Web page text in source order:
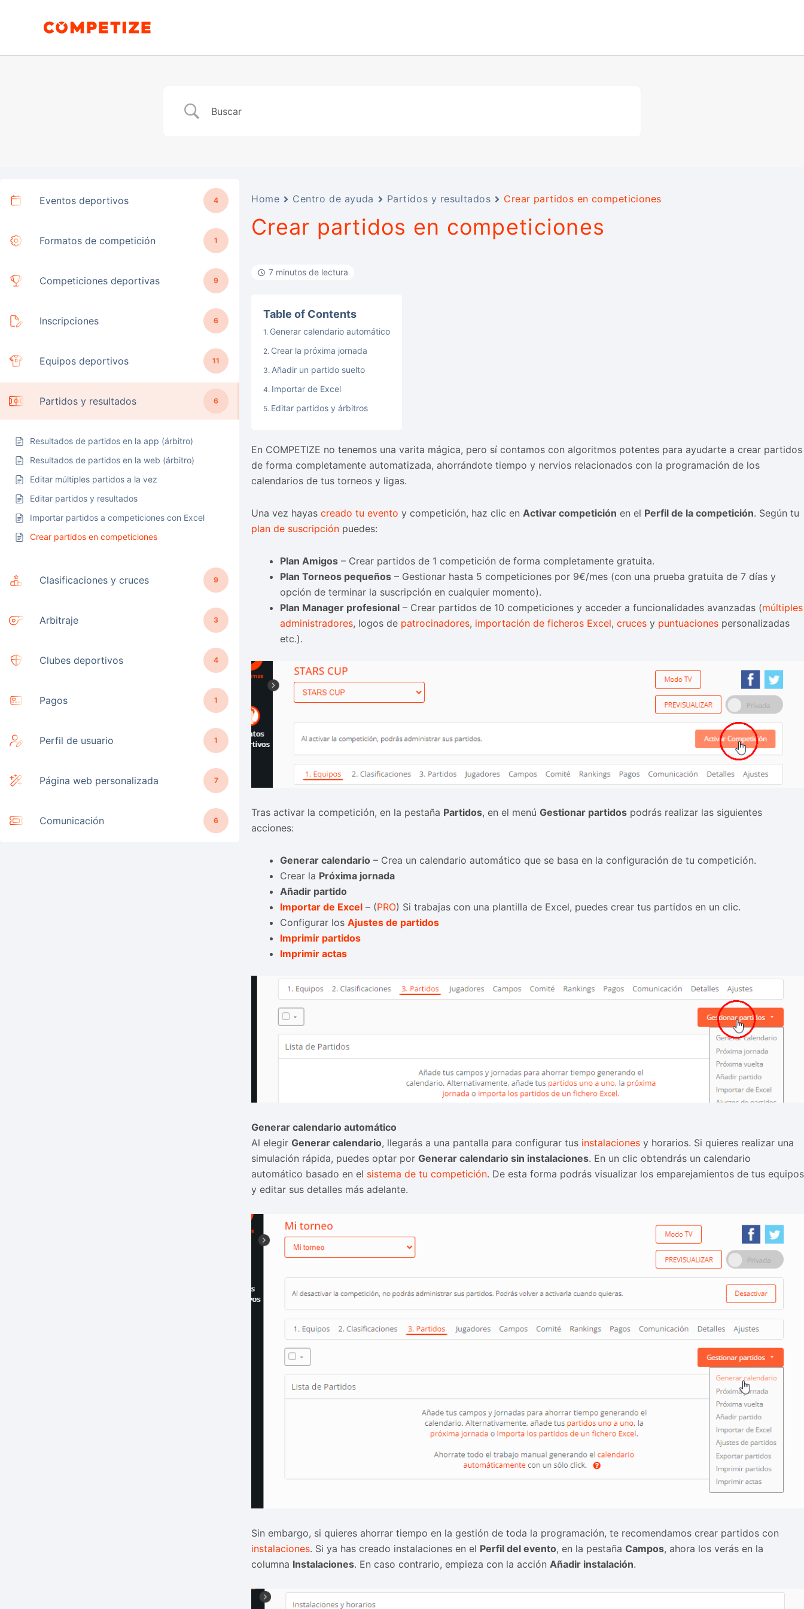
Eventos deportivos 4
Formatos de competición 1
Competiciones deportivas 9
Inscripciones 6
Equipos deportivos 11
Partidos y resultados 6
Resultados de partidos en la app (árbitro)
Resultados de partidos en la web (árbitro)
Editar múltiples partidos a la vez
Editar partidos y resultados
Importar partidos a competiciones con Excel
Crear partidos en competiciones
Clasificaciones y cruces 9
Arbitraje 3
Clubes deportivos 4
Pagos 1
Perfil de usuario 1
Página web personalizada 7
Comunicación 6
Home Centro de ayuda Partidos y resultados Crear partidos en competiciones
Crear partidos en competiciones
7 minutos de lectura
Table of Contents
Generar calendario automático
Crear la próxima jornada
Añadir un partido suelto
Importar de Excel
Editar partidos y árbitros
En COMPETIZE no tenemos una varita mágica, pero sí contamos con algoritmos potentes para ayudarte a crear partidos
de forma completamente automatizada, ahorrándote tiempo y nervios relacionados con la programación de los
calendarios de tus torneos y ligas.
Una vez hayas creado tu evento y competición, haz clic en Activar competición en el Perfil de la competición. Según tu
plan de suscripción puedes:
Plan Amigos – Crear partidos de 1 competición de forma completamente gratuita.
Plan Torneos pequeños – Gestionar hasta 5 competiciones por 9€/mes (con una prueba gratuita de 7 días y
opción de terminar la suscripción en cualquier momento).
Plan Manager profesional – Crear partidos de 10 competiciones y acceder a funcionalidades avanzadas (múltiples
administradores, logos de patrocinadores, importación de ficheros Excel, cruces y puntuaciones personalizadas
etc.).
Tras activar la competición, en la pestaña Partidos, en el menú Gestionar partidos podrás realizar las siguientes
acciones:
Generar calendario – Crea un calendario automático que se basa en la configuración de tu competición.
Crear la Próxima jornada
Añadir partido
Importar de Excel – (PRO) Si trabajas con una plantilla de Excel, puedes crear tus partidos en un clic.
Configurar los Ajustes de partidos
Imprimir partidos
Imprimir actas
Generar calendario automático
Al elegir Generar calendario, llegarás a una pantalla para configurar tus instalaciones y horarios. Si quieres realizar una
simulación rápida, puedes optar por Generar calendario sin instalaciones. En un clic obtendrás un calendario
automático basado en el sistema de tu competición. De esta forma podrás visualizar los emparejamientos de tus equipos
y editar sus detalles más adelante.
Sin embargo, si quieres ahorrar tiempo en la gestión de toda la programación, te recomendamos crear partidos con
instalaciones. Si ya has creado instalaciones en el Perfil del evento, en la pestaña Campos, ahora los verás en la
columna Instalaciones. En caso contrario, empieza con la acción Añadir instalación.